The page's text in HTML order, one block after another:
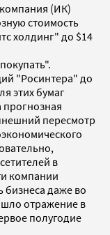
(ИК)
стоимость
холдинг" до $14
"Росинтера" до
этих бумаг
прогнозная
пересмотр
в
компании
бизнеса даже во
отражение в
полугодие